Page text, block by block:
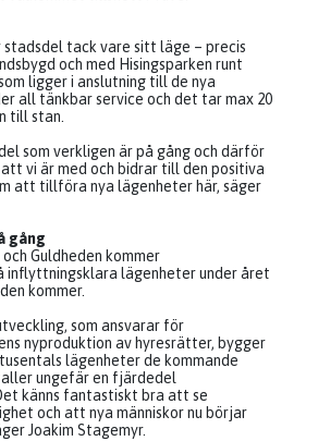
stadsdel tack vare sitt läge – precis
och med Hisingsparken runt
ligger i anslutning till de nya
all tänkbar service och det tar max 20
till stan.
som verkligen är på gång och därför
vi är med och bidrar till den positiva
att tillföra nya lägenheter här, säger
gång
Guldheden kommer
inflyttningsklara lägenheter under året
kommer.
som ansvarar för
nyproduktion av hyresrätter, bygger
lägenheter de kommande
ungefär en fjärdedel
känns fantastiskt bra att se
och att nya människor nu börjar
Joakim Stagemyr.